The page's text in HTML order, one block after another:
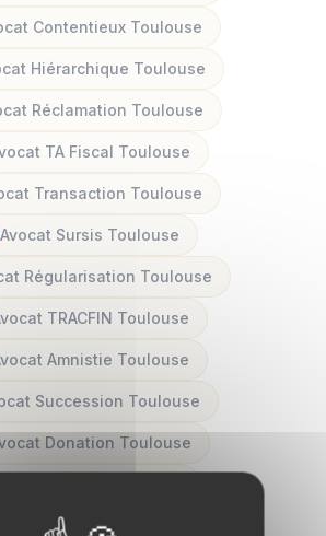
Contentieux Toulouse
Hiérarchique Toulouse
Réclamation Toulouse
TA Fiscal Toulouse
Transaction Toulouse
Avocat Sursis Toulouse
Régularisation Toulouse
TRACFIN Toulouse
Amnistie Toulouse
Succession Toulouse
Donation Toulouse
Transmission Toulouse